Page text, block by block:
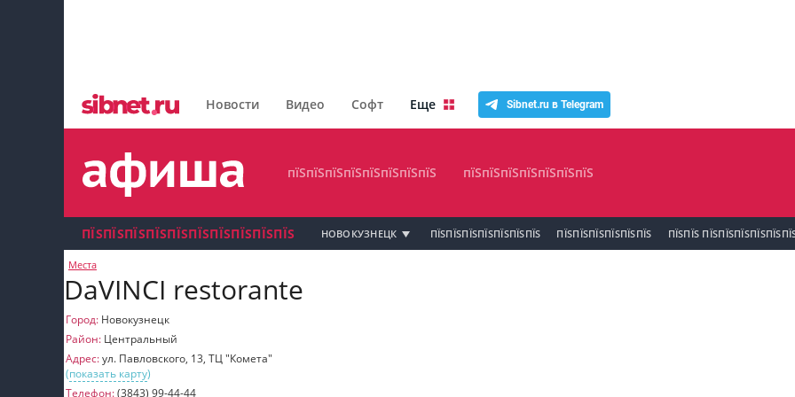
Новости Видео Софт Еще Sibnet.ru в Telegram
пїЅпїЅпїЅпїЅпїЅпїЅпїЅпїЅ
пїЅпїЅпїЅпїЅпїЅпїЅпїЅ
пїЅпїЅпїЅ пїЅпїЅпїЅпїЅпїЅпїЅпїЅ пїЅпїЅ
пїЅпїЅпїЅ пїЅпїЅпїЅпїЅпїЅпїЅпїЅ
пїЅпїЅпїЅпїЅпїЅпїЅпїЅпїЅ пїЅпїЅпїЅпїЅпїЅпїЅпїЅ
ПЇЅПЇЅПЇЅПЇЅПЇЅПЇЅПЇЅПЇЅПЇЅПЇЅ НОВОКУЗНЕЦК ПЇЅПЇЅПЇЅПЇЅПЇЅПЇЅПЇЅ ПЇЅПЇЅПЇЅПЇЅПЇЅПЇЅ ПЇЅПЇЅ
Места
DaVINCI restorante
Город: Новокузнецк
Район: Центральный
Адрес:ул. Павловского, 13, ТЦ "Комета"
(показать карту)
Телефон:(3843) 99-44-44